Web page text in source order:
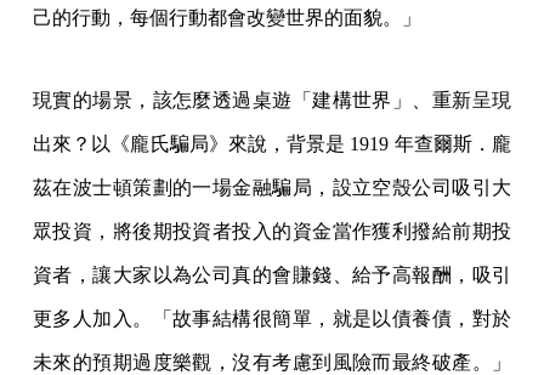
己的行動，每個行動都會改變世界的面貌。」
現實的場景，該怎麼透過桌遊「建構世界」、重新呈現
出來？以《龐氏騙局》來說，背景是 1919 年查爾斯．龐
茲在波士頓策劃的一場金融騙局，設立空殼公司吸引大
眾投資，將後期投資者投入的資金當作獲利撥給前期投
資者，讓大家以為公司真的會賺錢、給予高報酬，吸引
更多人加入。「故事結構很簡單，就是以債養債，對於
未來的預期過度樂觀，沒有考慮到風險而最終破產。」